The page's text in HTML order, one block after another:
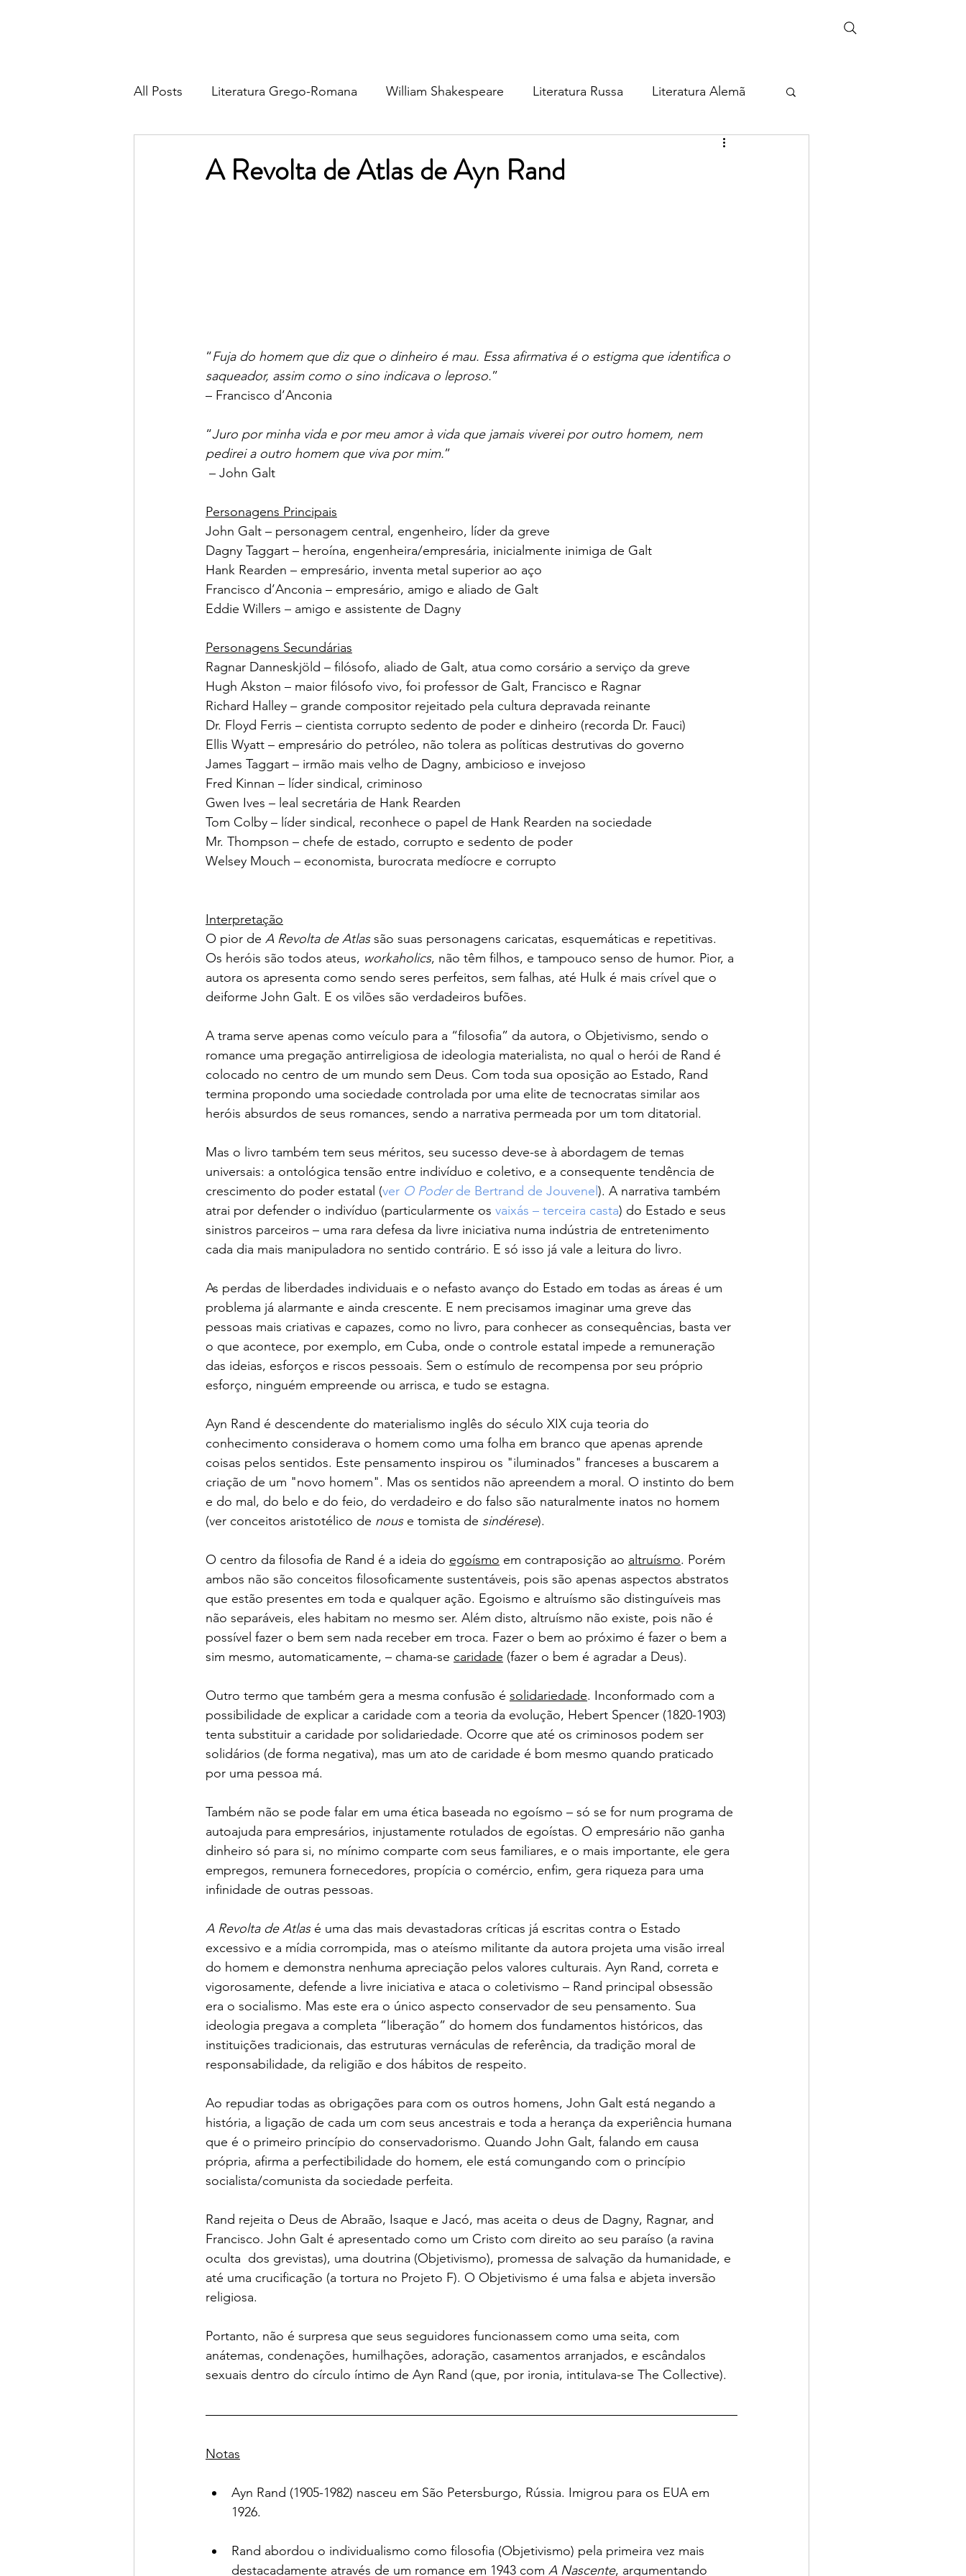
All Posts Literatura Grego-Romana William Shakespeare Literatura Russa Literatura Alemã
A Revolta de Atlas de Ayn Rand
“Fuja do homem que diz que o dinheiro é mau. Essa afirmativa é o estigma que identifica o
saqueador, assim como o sino indicava o leproso.”
– Francisco d’Anconia
“Juro por minha vida e por meu amor à vida que jamais viverei por outro homem, nem
pedirei a outro homem que viva por mim.”
– John Galt
Personagens Principais
John Galt – personagem central, engenheiro, líder da greve
Dagny Taggart – heroína, engenheira/empresária, inicialmente inimiga de Galt
Hank Rearden – empresário, inventa metal superior ao aço
Francisco d’Anconia – empresário, amigo e aliado de Galt
Eddie Willers – amigo e assistente de Dagny
Personagens Secundárias
Ragnar Danneskjöld – filósofo, aliado de Galt, atua como corsário a serviço da greve
Hugh Akston – maior filósofo vivo, foi professor de Galt, Francisco e Ragnar
Richard Halley – grande compositor rejeitado pela cultura depravada reinante
Dr. Floyd Ferris – cientista corrupto sedento de poder e dinheiro (recorda Dr. Fauci)
Ellis Wyatt – empresário do petróleo, não tolera as políticas destrutivas do governo
James Taggart – irmão mais velho de Dagny, ambicioso e invejoso
Fred Kinnan – líder sindical, criminoso
Gwen Ives – leal secretária de Hank Rearden
Tom Colby – líder sindical, reconhece o papel de Hank Rearden na sociedade
Mr. Thompson – chefe de estado, corrupto e sedento de poder
Welsey Mouch – economista, burocrata medíocre e corrupto
Interpretação
O pior de A Revolta de Atlas são suas personagens caricatas, esquemáticas e repetitivas.
Os heróis são todos ateus, workaholics, não têm filhos, e tampouco senso de humor. Pior, a
autora os apresenta como sendo seres perfeitos, sem falhas, até Hulk é mais crível que o
deiforme John Galt. E os vilões são verdadeiros bufões.
A trama serve apenas como veículo para a “filosofia” da autora, o Objetivismo, sendo o
romance uma pregação antirreligiosa de ideologia materialista, no qual o herói de Rand é
colocado no centro de um mundo sem Deus. Com toda sua oposição ao Estado, Rand
termina propondo uma sociedade controlada por uma elite de tecnocratas similar aos
heróis absurdos de seus romances, sendo a narrativa permeada por um tom ditatorial.
Mas o livro também tem seus méritos, seu sucesso deve-se à abordagem de temas
universais: a ontológica tensão entre indivíduo e coletivo, e a consequente tendência de
crescimento do poder estatal (ver O Poder de Bertrand de Jouvenel ). A narrativa também
atrai por defender o indivíduo (particularmente os vaixás – terceira casta) do Estado e seus
sinistros parceiros – uma rara defesa da livre iniciativa numa indústria de entretenimento
cada dia mais manipuladora no sentido contrário. E só isso já vale a leitura do livro.
As perdas de liberdades individuais e o nefasto avanço do Estado em todas as áreas é um
problema já alarmante e ainda crescente. E nem precisamos imaginar uma greve das
pessoas mais criativas e capazes, como no livro, para conhecer as consequências, basta ver
o que acontece, por exemplo, em Cuba, onde o controle estatal impede a remuneração
das ideias, esforços e riscos pessoais. Sem o estímulo de recompensa por seu próprio
esforço, ninguém empreende ou arrisca, e tudo se estagna.
Ayn Rand é descendente do materialismo inglês do século XIX cuja teoria do
conhecimento considerava o homem como uma folha em branco que apenas aprende
coisas pelos sentidos. Este pensamento inspirou os "iluminados" franceses a buscarem a
criação de um "novo homem". Mas os sentidos não apreendem a moral. O instinto do bem
e do mal, do belo e do feio, do verdadeiro e do falso são naturalmente inatos no homem
(ver conceitos aristotélico de nous e tomista de sindérese).
O centro da filosofia de Rand é a ideia do egoísmo em contraposição ao altruísmo. Porém
ambos não são conceitos filosoficamente sustentáveis, pois são apenas aspectos abstratos
que estão presentes em toda e qualquer ação. Egoismo e altruísmo são distinguíveis mas
não separáveis, eles habitam no mesmo ser. Além disto, altruísmo não existe, pois não é
possível fazer o bem sem nada receber em troca. Fazer o bem ao próximo é fazer o bem a
sim mesmo, automaticamente, – chama-se caridade (fazer o bem é agradar a Deus).
Outro termo que também gera a mesma confusão é solidariedade. Inconformado com a
possibilidade de explicar a caridade com a teoria da evolução, Hebert Spencer (1820-1903)
tenta substituir a caridade por solidariedade. Ocorre que até os criminosos podem ser
solidários (de forma negativa), mas um ato de caridade é bom mesmo quando praticado
por uma pessoa má.
Também não se pode falar em uma ética baseada no egoísmo – só se for num programa de
autoajuda para empresários, injustamente rotulados de egoístas. O empresário não ganha
dinheiro só para si, no mínimo comparte com seus familiares, e o mais importante, ele gera
empregos, remunera fornecedores, propícia o comércio, enfim, gera riqueza para uma
infinidade de outras pessoas.
A Revolta de Atlas é uma das mais devastadoras críticas já escritas contra o Estado
excessivo e a mídia corrompida, mas o ateísmo militante da autora projeta uma visão irreal
do homem e demonstra nenhuma apreciação pelos valores culturais. Ayn Rand, correta e
vigorosamente, defende a livre iniciativa e ataca o coletivismo – Rand principal obsessão
era o socialismo. Mas este era o único aspecto conservador de seu pensamento. Sua
ideologia pregava a completa “liberação” do homem dos fundamentos históricos, das
instituições tradicionais, das estruturas vernáculas de referência, da tradição moral de
responsabilidade, da religião e dos hábitos de respeito.
Ao repudiar todas as obrigações para com os outros homens, John Galt está negando a
história, a ligação de cada um com seus ancestrais e toda a herança da experiência humana
que é o primeiro princípio do conservadorismo. Quando John Galt, falando em causa
própria, afirma a perfectibilidade do homem, ele está comungando com o princípio
socialista/comunista da sociedade perfeita.
Rand rejeita o Deus de Abraão, Isaque e Jacó, mas aceita o deus de Dagny, Ragnar, and
Francisco. John Galt é apresentado como um Cristo com direito ao seu paraíso (a ravina
oculta  dos grevistas), uma doutrina (Objetivismo), promessa de salvação da humanidade, e
até uma crucificação (a tortura no Projeto F). O Objetivismo é uma falsa e abjeta inversão
religiosa.
Portanto, não é surpresa que seus seguidores funcionassem como uma seita, com
anátemas, condenações, humilhações, adoração, casamentos arranjados, e escândalos
sexuais dentro do círculo íntimo de Ayn Rand (que, por ironia, intitulava-se The Collective).
Notas
Ayn Rand (1905-1982) nasceu em São Petersburgo, Rússia. Imigrou para os EUA em
1926.
Rand abordou o individualismo como filosofia (Objetivismo) pela primeira vez mais
destacadamente através de um romance em 1943 com A Nascente, argumentando